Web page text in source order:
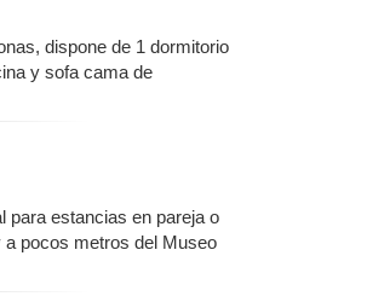
dispone de 1 dormitorio
y sofa cama de
para estancias en pareja o
a pocos metros del Museo